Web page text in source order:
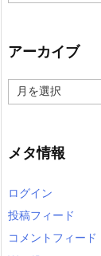
アーカイブ
ー
ブ
メタ情報
ログイン
投稿フィード
コメントフィード